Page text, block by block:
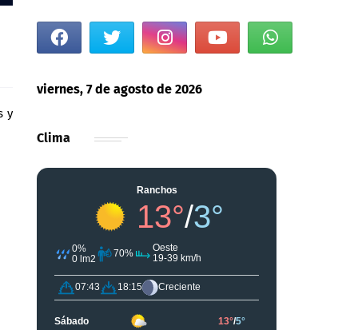
y
viernes, 7 de agosto de 2026
Clima